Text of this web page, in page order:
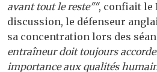
avant tout le reste"", confiait le
discussion, le défenseur
sa concentration lors des
entraîneur doit toujours
importance aux qualités